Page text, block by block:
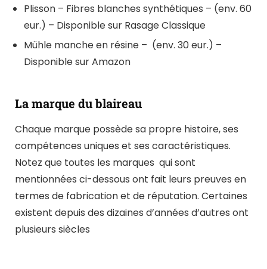
Plisson – Fibres blanches synthétiques – (env. 60
eur.) – Disponible sur Rasage Classique
Mühle manche en résine – (env. 30 eur.) –
Disponible sur Amazon
La marque du blaireau
Chaque marque possède sa propre histoire, ses
compétences uniques et ses caractéristiques.
Notez que toutes les marques qui sont
mentionnées ci-dessous ont fait leurs preuves en
termes de fabrication et de réputation. Certaines
existent depuis des dizaines d’années d’autres ont
plusieurs siècles